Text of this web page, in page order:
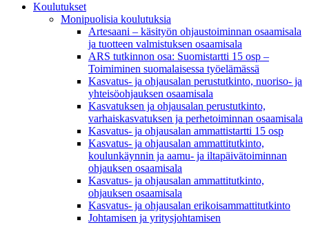
Koulutukset
Monipuolisia koulutuksia
Artesaani – käsityön ohjaustoiminnan osaamisala
ja tuotteen valmistuksen osaamisala
ARS tutkinnon osa: Suomistartti 15 osp –
Toimiminen suomalaisessa työelämässä
Kasvatus- ja ohjausalan perustutkinto, nuoriso- ja
yhteisöohjauksen osaamisala
Kasvatuksen ja ohjausalan perustutkinto,
varhaiskasvatuksen ja perhetoiminnan osaamisala
Kasvatus- ja ohjausalan ammattistartti 15 osp
Kasvatus- ja ohjausalan ammattitutkinto,
koulunkäynnin ja aamu- ja iltapäivätoiminnan
ohjauksen osaamisala
Kasvatus- ja ohjausalan ammattitutkinto,
ohjauksen osaamisala
Kasvatus- ja ohjausalan erikoisammattitutkinto
Johtamisen ja yritysjohtamisen